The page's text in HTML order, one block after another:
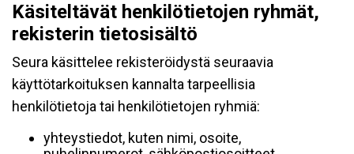
Käsiteltävät henkilötietojen ryhmät,
rekisterin tietosisältö
Seura käsittelee rekisteröidystä seuraavia
käyttötarkoituksen kannalta tarpeellisia
henkilötietoja tai henkilötietojen ryhmiä:
yhteystiedot, kuten nimi, osoite,